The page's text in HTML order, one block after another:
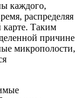
каждого,
распределяя
карте. Таким
причине
микрополости,